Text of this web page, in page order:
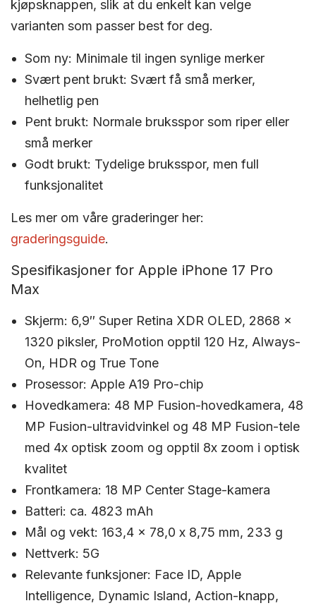
kjøpsknappen, slik at du enkelt kan velge
varianten som passer best for deg.
Som ny: Minimale til ingen synlige merker
Svært pent brukt: Svært få små merker,
helhetlig pen
Pent brukt: Normale bruksspor som riper eller
små merker
Godt brukt: Tydelige bruksspor, men full
funksjonalitet
Les mer om våre graderinger her:
graderingsguide.
Spesifikasjoner for Apple iPhone 17 Pro
Max
Skjerm: 6,9″ Super Retina XDR OLED, 2868 x
1320 piksler, ProMotion opptil 120 Hz, Always-
On, HDR og True Tone
Prosessor: Apple A19 Pro-chip
Hovedkamera: 48 MP Fusion-hovedkamera, 48
MP Fusion-ultravidvinkel og 48 MP Fusion-tele
med 4x optisk zoom og opptil 8x zoom i optisk
kvalitet
Frontkamera: 18 MP Center Stage-kamera
Batteri: ca. 4823 mAh
Mål og vekt: 163,4 x 78,0 x 8,75 mm, 233 g
Nettverk: 5G
Relevante funksjoner: Face ID, Apple
Intelligence, Dynamic Island, Action-knapp,